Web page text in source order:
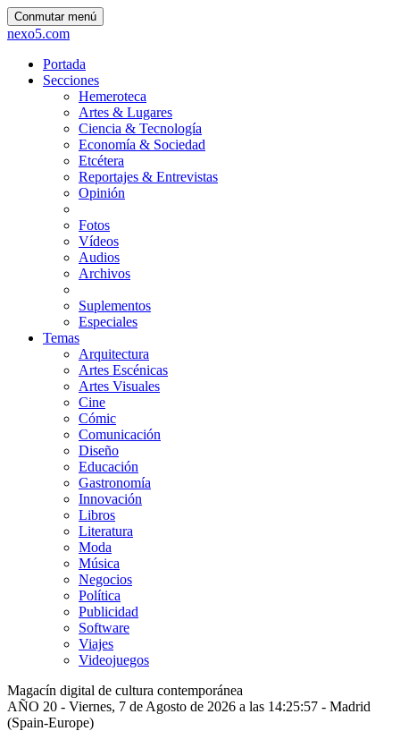
Conmutar menú
nexo5.com
Portada
Secciones
Hemeroteca
Artes & Lugares
Ciencia & Tecnología
Economía & Sociedad
Etcétera
Reportajes & Entrevistas
Opinión
Fotos
Vídeos
Audios
Archivos
Suplementos
Especiales
Temas
Arquitectura
Artes Escénicas
Artes Visuales
Cine
Cómic
Comunicación
Diseño
Educación
Gastronomía
Innovación
Libros
Literatura
Moda
Música
Negocios
Política
Publicidad
Software
Viajes
Videojuegos
Magacín digital de cultura contemporánea
AÑO 20 - Viernes, 7 de Agosto de 2026 a las 14:25:57 - Madrid
(Spain-Europe)